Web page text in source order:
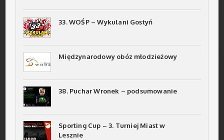
33. WOŚP – Wykulani Gostyń
Międzynarodowy obóz młodzieżowy
38. Puchar Wronek – podsumowanie
Sporting Cup – 3. Turniej Miast w
Lesznie